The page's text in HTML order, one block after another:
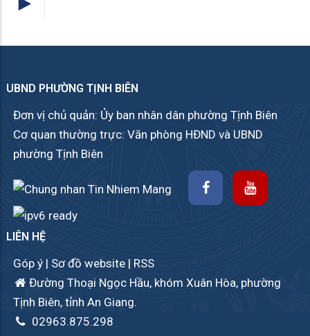
UBND PHƯỜNG TỊNH BIÊN
Đơn vị chủ quản: Ủy ban nhân dân phường Tịnh Biên
Cơ quan thường trực: Văn phòng HĐND và UBND
phường Tịnh Biên
LIÊN HỆ
Góp ý | Sơ đồ website | RSS
Đường Thoại Ngọc Hầu, khóm Xuân Hòa, phường
Tịnh Biên, tỉnh An Giang.
02963.875.298